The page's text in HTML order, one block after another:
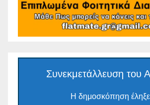
Συνεκμετάλλευση του
Η δημοσκόπηση